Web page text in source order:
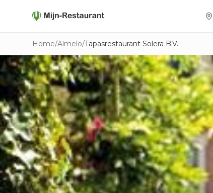
Home/Almelo/Tapasrestaurant Solera B.V.